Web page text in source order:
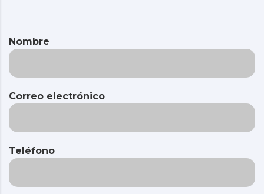
Nombre
Correo electrónico
Teléfono